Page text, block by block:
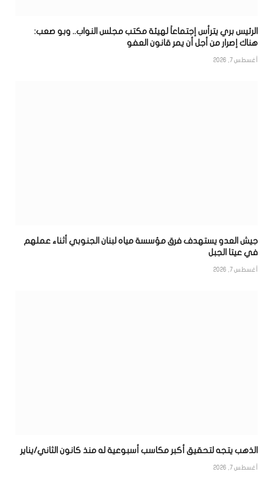
الرئيس بري يترأس إجتماعاً لهيئة مكتب مجلس النواب.. وبو صعب:
هناك إصرار من أجل أن يمر قانون العفو
أغسطس 7, 2026
جيش العدو يستهدف فرق مؤسسة مياه لبنان الجنوبي أثناء عملهم
في عيتا الجبل
أغسطس 7, 2026
الذهب يتجه لتحقيق أكبر مكاسب أسبوعية له منذ كانون الثاني/يناير
أغسطس 7, 2026